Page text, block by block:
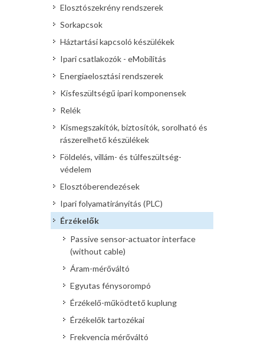
Elosztószekrény rendszerek
Sorkapcsok
Háztartási kapcsoló készülékek
Ipari csatlakozók - eMobilitás
Energiaelosztási rendszerek
Kisfeszültségű ipari komponensek
Relék
Kismegszakítók, biztosítók, sorolható és
rászerelhető készülékek
Földelés, villám- és túlfeszültség-
védelem
Elosztóberendezések
Ipari folyamatirányítás (PLC)
Érzékelők
Passive sensor-actuator interface
(without cable)
Áram-mérőváltó
Egyutas fénysorompó
Érzékelő-működtető kuplung
Érzékelők tartozékai
Frekvencia mérőváltó